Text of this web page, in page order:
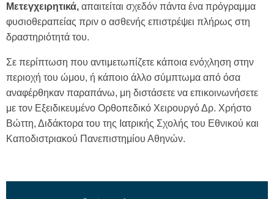
Μετεγχειρητικά, απαιτείται σχεδόν πάντα ένα πρόγραμμα
φυσιοθεραπείας πριν ο ασθενής επιστρέψει πλήρως στη
δραστηριότητά του.
Σε περίπτωση που αντιμετωπίζετε κάποια ενόχληση στην
περιοχή του ώμου, ή κάποιο άλλο σύμπτωμα από όσα
αναφέρθηκαν παραπάνω, μη διστάσετε να επικοινωνήσετε
με τον Εξειδικευμένο Ορθοπεδικό Χειρουργό Δρ. Χρήστο
Βώττη, Διδάκτορα του της Ιατρικής Σχολής του Εθνικού και
Καποδιστριακού Πανεπιστημίου Αθηνών.